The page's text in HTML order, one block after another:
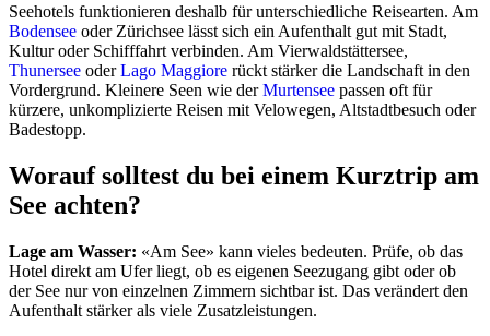
Seehotels funktionieren deshalb für unterschiedliche Reisearten. Am
Bodensee oder Zürichsee lässt sich ein Aufenthalt gut mit Stadt,
Kultur oder Schifffahrt verbinden. Am Vierwaldstättersee,
Thunersee oderLago Maggiore rückt stärker die Landschaft in den
Vordergrund. Kleinere Seen wie derMurtensee passen oft für
kürzere, unkomplizierte Reisen mit Velowegen, Altstadtbesuch oder
Badestopp.
Worauf solltest du bei einem Kurztrip am
See achten?
Lage am Wasser: «Am See» kann vieles bedeuten. Prüfe, ob das
Hotel direkt am Ufer liegt, ob es eigenen Seezugang gibt oder ob
der See nur von einzelnen Zimmern sichtbar ist. Das verändert den
Aufenthalt stärker als viele Zusatzleistungen.